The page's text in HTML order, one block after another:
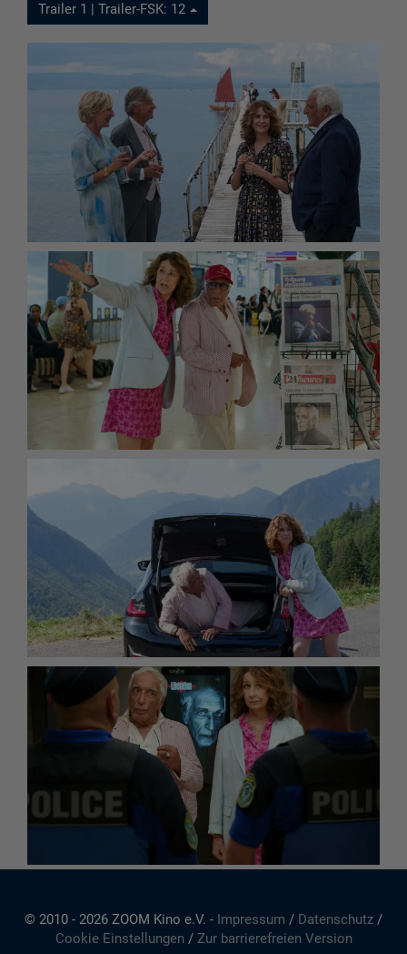
Trailer 1 | Trailer-FSK: 12
© 2010 - 2026 ZOOM Kino e.V. - Impressum / Datenschutz /
Cookie Einstellungen / Zur barrierefreien Version